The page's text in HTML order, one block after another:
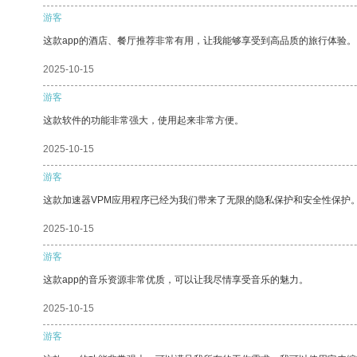
游客
这款app的酒店、餐厅推荐非常有用，让我能够享受到高品质的旅行体验。
2025-10-15
游客
这款软件的功能非常强大，使用起来非常方便。
2025-10-15
游客
这款加速器VPM应用程序已经为我们带来了无限的隐私保护和安全性保护
2025-10-15
游客
这款app的音乐资源非常优质，可以让我尽情享受音乐的魅力。
2025-10-15
游客